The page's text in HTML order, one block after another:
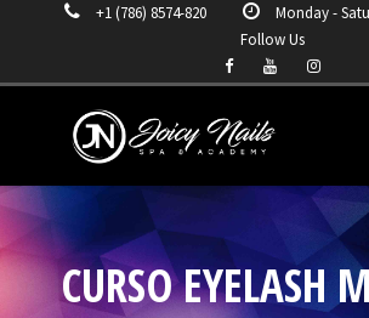
+1 (786) 8574-820
Monday -
Follow Us
CURSO EYELASH